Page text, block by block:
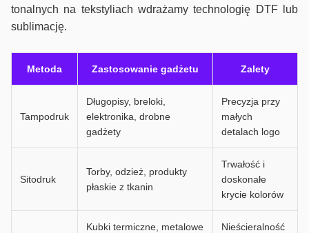
tonalnych na tekstyliach wdrażamy technologię DTF lub
sublimację.
Metoda Zastosowanie gadżetu Zalety
Tampodruk
Długopisy, breloki,
elektronika, drobne
gadżety
Precyzja przy
małych
detalach logo
Sitodruk
Torby, odzież, produkty
płaskie z tkanin
Trwałość i
doskonałe
krycie kolorów
Kubki termiczne, metalowe
Nieścieralność